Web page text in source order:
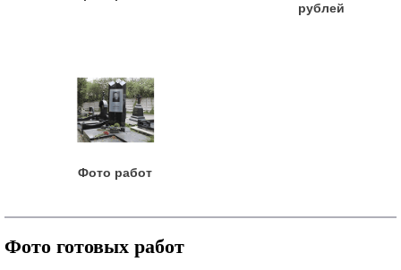
рублей
Фото работ
Фото готовых работ